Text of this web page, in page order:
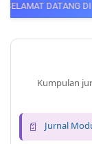
|
Kumpulan
📄 Jurnal